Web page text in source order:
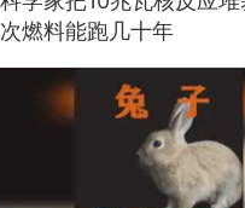
燃料能跑几十年